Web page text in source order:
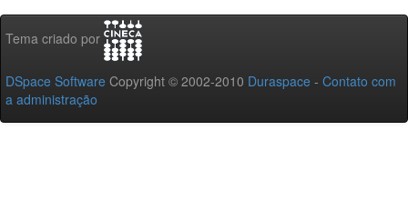
Tema criado por
DSpace Software Copyright © 2002-2010 Duraspace - Contato com
a administração